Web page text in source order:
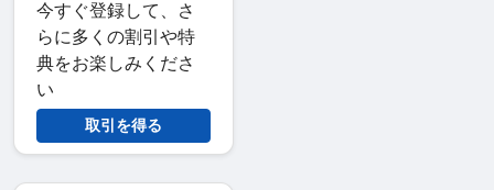
今すぐ登録して、さ
らに多くの割引や特
典をお楽しみくださ
い
取引を得る